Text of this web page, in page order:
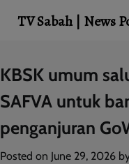
Skip
to
content
KBSK umum
SAFVA untuk
penganjuran
Posted on June 29, 2026
TV Sabah | News